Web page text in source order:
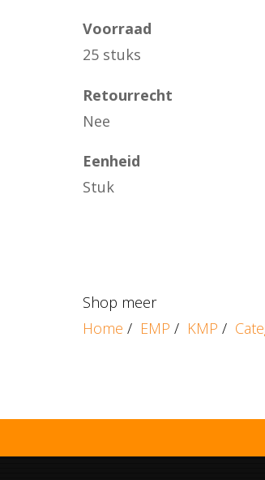
Voorraad
25 stuks
Retourrecht
Nee
Eenheid
Stuk
Shop meer
Home / EMP / KMP /